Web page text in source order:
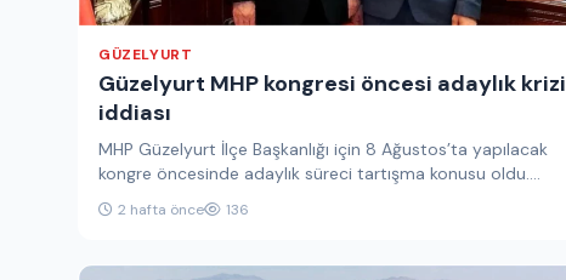
GÜZELYURT
Güzelyurt MHP kongresi öncesi adaylık krizi
iddiası
MHP Güzelyurt İlçe Başkanlığı için 8 Ağustos’ta yapılacak
kongre öncesinde adaylık süreci tartışma konusu oldu.
Aksaray’da açıklanan ilçe…
2 hafta önce 136